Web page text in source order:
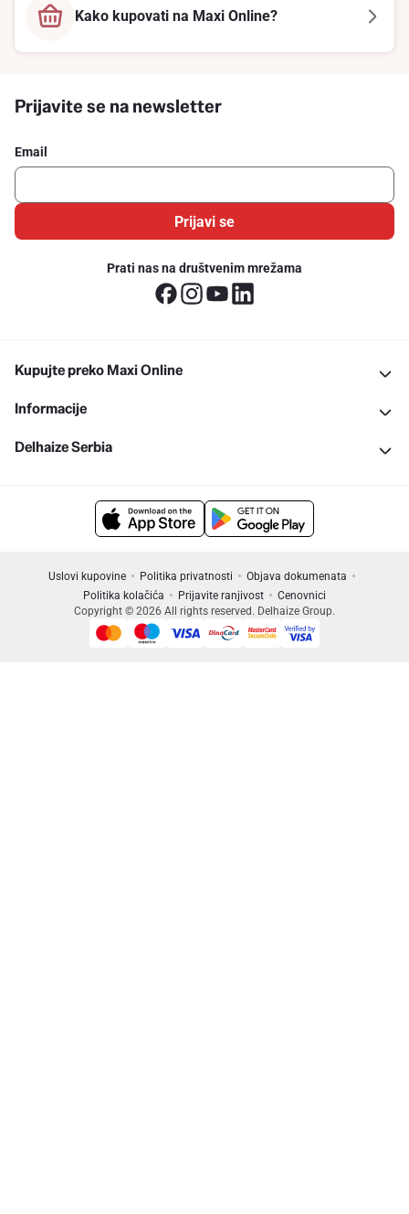
Kako kupovati na Maxi Online?
Prijavite se na newsletter
Email
Prijavi se
Prati nas na društvenim mrežama
Kupujte preko Maxi Online
Informacije
Delhaize Serbia
Uslovi kupovine Politika privatnosti
Objava dokumenata
Politika kolačića
Prijavite ranjivost
Cenovnici
Copyright © 2026 All rights reserved. Delhaize Group.